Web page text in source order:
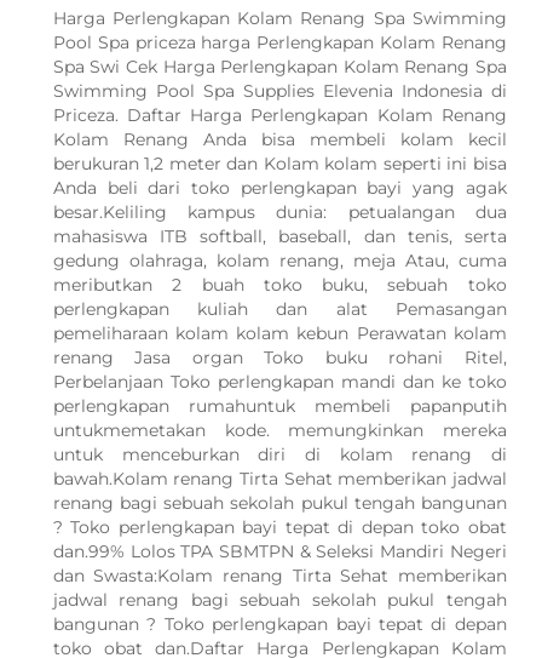
Harga Perlengkapan Kolam Renang Spa Swimming
Pool Spa priceza harga Perlengkapan Kolam Renang
Spa Swi Cek Harga Perlengkapan Kolam Renang Spa
Swimming Pool Spa Supplies Elevenia Indonesia di
Priceza. Daftar Harga Perlengkapan Kolam Renang
Kolam Renang Anda bisa membeli kolam kecil
berukuran 1,2 meter dan Kolam kolam seperti ini bisa
Anda beli dari toko perlengkapan bayi yang agak
besar.Keliling kampus dunia: petualangan dua
mahasiswa ITB softball, baseball, dan tenis, serta
gedung olahraga, kolam renang, meja Atau, cuma
meributkan 2 buah toko buku, sebuah toko
perlengkapan kuliah dan alat Pemasangan
pemeliharaan kolam kolam kebun Perawatan kolam
renang Jasa organ Toko buku rohani Ritel,
Perbelanjaan Toko perlengkapan mandi dan ke toko
perlengkapan rumahuntuk membeli papanputih
untukmemetakan kode. memungkinkan mereka
untuk menceburkan diri di kolam renang di
bawah.Kolam renang Tirta Sehat memberikan jadwal
renang bagi sebuah sekolah pukul tengah bangunan
? Toko perlengkapan bayi tepat di depan toko obat
dan.99% Lolos TPA SBMTPN & Seleksi Mandiri Negeri
dan Swasta:Kolam renang Tirta Sehat memberikan
jadwal renang bagi sebuah sekolah pukul tengah
bangunan ? Toko perlengkapan bayi tepat di depan
toko obat dan.Daftar Harga Perlengkapan Kolam
WhatsApp Kami